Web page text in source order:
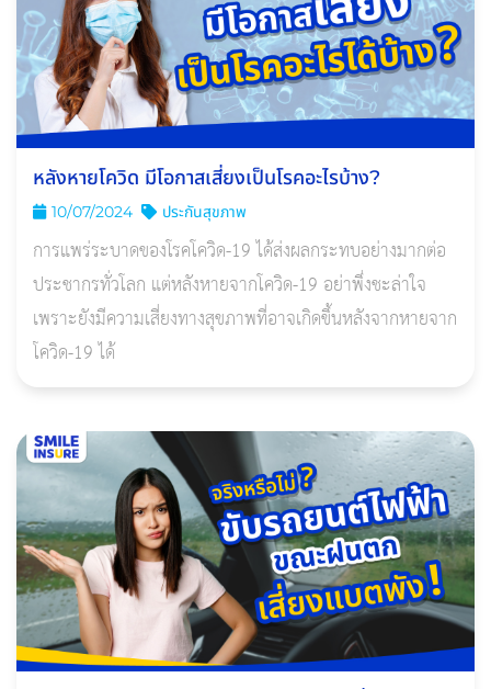
หลังหายโควิด มีโอกาสเสี่ยงเป็นโรคอะไรบ้าง?
10/07/2024 ประกันสุขภาพ
การแพร่ระบาดของโรคโควิด-19 ได้ส่งผลกระทบอย่างมากต่อ
ประชากรทั่วโลก แต่หลังหายจากโควิด-19 อย่าพึ่งชะล่าใจ
เพราะยังมีความเสี่ยงทางสุขภาพที่อาจเกิดขึ้นหลังจากหายจาก
โควิด-19 ได้